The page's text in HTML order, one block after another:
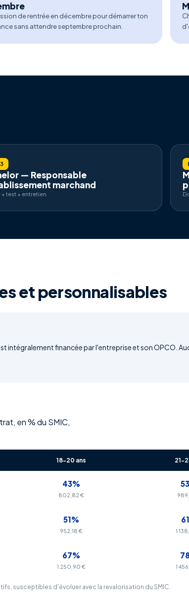
de rentrée en décembre pour démarrer ton
sans attendre septembre prochain.
— Responsable
marchand
+ test + entretien
et personnalisables
financée par l'entreprise et son OPCO.
en % du SMIC,
18-20 ans 21-
43%
802,82 €
51%
952,18 € 1
67%
1 250,90 € 1
susceptibles d'évoluer avec la revalorisation du SMIC.